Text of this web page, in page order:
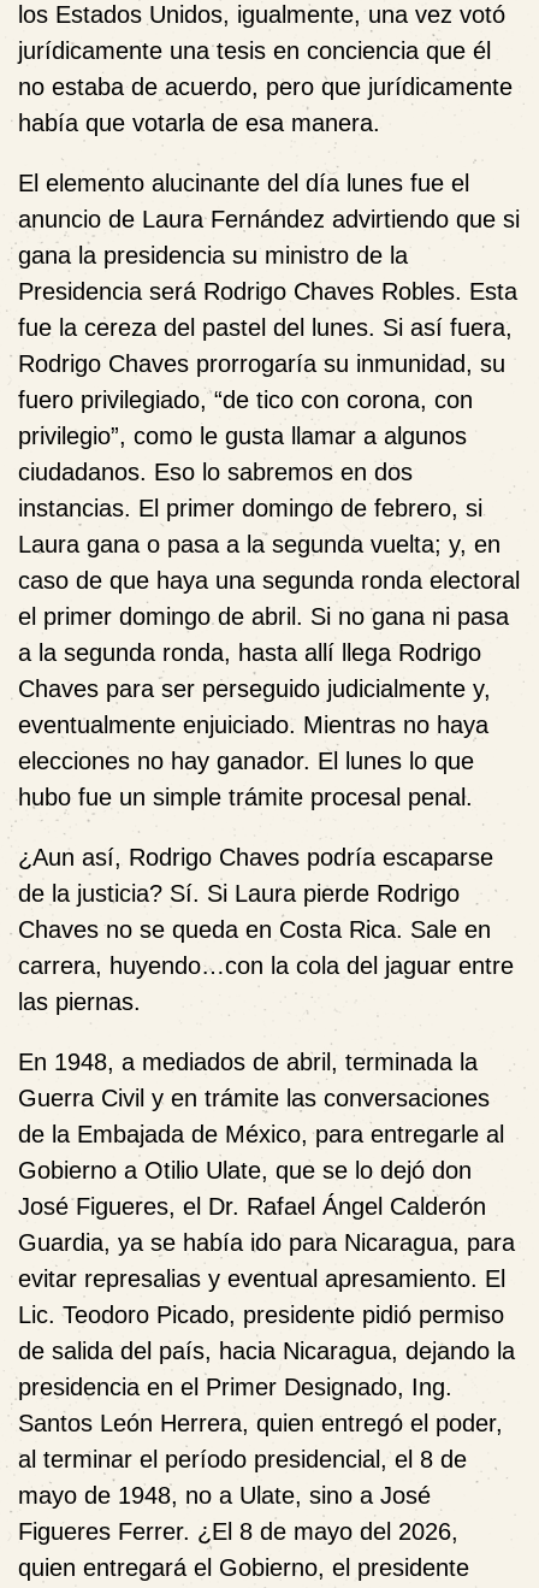
los Estados Unidos, igualmente, una vez votó
jurídicamente una tesis en conciencia que él
no estaba de acuerdo, pero que jurídicamente
había que votarla de esa manera.
El elemento alucinante del día lunes fue el
anuncio de Laura Fernández advirtiendo que si
gana la presidencia su ministro de la
Presidencia será Rodrigo Chaves Robles. Esta
fue la cereza del pastel del lunes. Si así fuera,
Rodrigo Chaves prorrogaría su inmunidad, su
fuero privilegiado, “de tico con corona, con
privilegio”, como le gusta llamar a algunos
ciudadanos. Eso lo sabremos en dos
instancias. El primer domingo de febrero, si
Laura gana o pasa a la segunda vuelta; y, en
caso de que haya una segunda ronda electoral
el primer domingo de abril. Si no gana ni pasa
a la segunda ronda, hasta allí llega Rodrigo
Chaves para ser perseguido judicialmente y,
eventualmente enjuiciado. Mientras no haya
elecciones no hay ganador. El lunes lo que
hubo fue un simple trámite procesal penal.
¿Aun así, Rodrigo Chaves podría escaparse
de la justicia? Sí. Si Laura pierde Rodrigo
Chaves no se queda en Costa Rica. Sale en
carrera, huyendo…con la cola del jaguar entre
las piernas.
En 1948, a mediados de abril, terminada la
Guerra Civil y en trámite las conversaciones
de la Embajada de México, para entregarle al
Gobierno a Otilio Ulate, que se lo dejó don
José Figueres, el Dr. Rafael Ángel Calderón
Guardia, ya se había ido para Nicaragua, para
evitar represalias y eventual apresamiento. El
Lic. Teodoro Picado, presidente pidió permiso
de salida del país, hacia Nicaragua, dejando la
presidencia en el Primer Designado, Ing.
Santos León Herrera, quien entregó el poder,
al terminar el período presidencial, el 8 de
mayo de 1948, no a Ulate, sino a José
Figueres Ferrer. ¿El 8 de mayo del 2026,
quien entregará el Gobierno, el presidente